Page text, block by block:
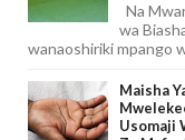
Na
wa
wanaoshiriki mpango
Maisha
Usomaji